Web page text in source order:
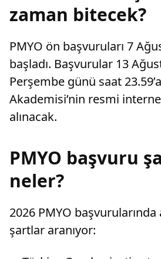
zaman bitecek?
PMYO ön başvuruları 7
başladı. Başvurular 13
Perşembe günü saat
Akademisi’nin resmi
alınacak.
PMYO başvuru
neler?
2026 PMYO
şartlar aranıyor: